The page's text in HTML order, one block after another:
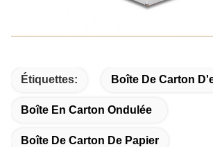
Étiquettes: Boîte De Carton
Boîte En Carton Ondulée
Boîte De Carton De Papier